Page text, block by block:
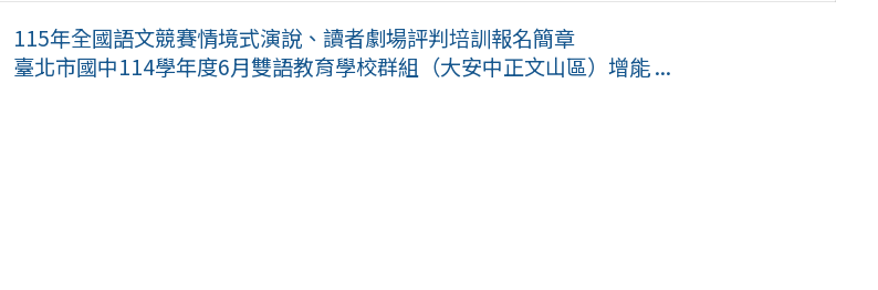
115年全國語文競賽情境式演說、讀者劇場評判培訓報名簡章
臺北市國中114學年度6月雙語教育學校群組（大安中正文山區）增能 ...